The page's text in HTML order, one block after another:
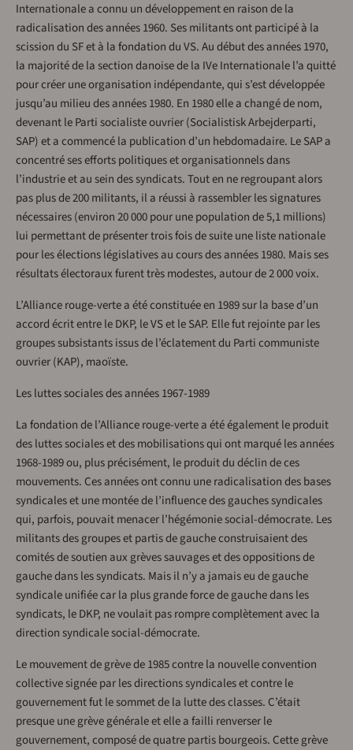
Internationale a connu un développement en raison de la
radicalisation des années 1960. Ses militants ont participé à la
scission du SF et à la fondation du VS. Au début des années 1970,
la majorité de la section danoise de la IVe Internationale l’a quitté
pour créer une organisation indépendante, qui s’est développée
jusqu’au milieu des années 1980. En 1980 elle a changé de nom,
devenant le Parti socialiste ouvrier (Socialistisk Arbejderparti,
SAP) et a commencé la publication d’un hebdomadaire. Le SAP a
concentré ses efforts politiques et organisationnels dans
l’industrie et au sein des syndicats. Tout en ne regroupant alors
pas plus de 200 militants, il a réussi à rassembler les signatures
nécessaires (environ 20 000 pour une population de 5,1 millions)
lui permettant de présenter trois fois de suite une liste nationale
pour les élections législatives au cours des années 1980. Mais ses
résultats électoraux furent très modestes, autour de 2 000 voix.
L’Alliance rouge-verte a été constituée en 1989 sur la base d’un
accord écrit entre le DKP, le VS et le SAP. Elle fut rejointe par les
groupes subsistants issus de l’éclatement du Parti communiste
ouvrier (KAP), maoïste.
Les luttes sociales des années 1967-1989
La fondation de l’Alliance rouge-verte a été également le produit
des luttes sociales et des mobilisations qui ont marqué les années
1968-1989 ou, plus précisément, le produit du déclin de ces
mouvements. Ces années ont connu une radicalisation des bases
syndicales et une montée de l’influence des gauches syndicales
qui, parfois, pouvait menacer l’hégémonie social-démocrate. Les
militants des groupes et partis de gauche construisaient des
comités de soutien aux grèves sauvages et des oppositions de
gauche dans les syndicats. Mais il n’y a jamais eu de gauche
syndicale unifiée car la plus grande force de gauche dans les
syndicats, le DKP, ne voulait pas rompre complètement avec la
direction syndicale social-démocrate.
Le mouvement de grève de 1985 contre la nouvelle convention
collective signée par les directions syndicales et contre le
gouvernement fut le sommet de la lutte des classes. C’était
presque une grève générale et elle a failli renverser le
gouvernement, composé de quatre partis bourgeois. Cette grève